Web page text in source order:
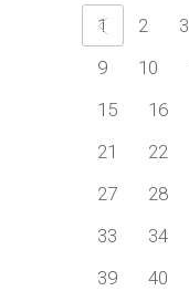
1 2 3
9
10
15
16
21
22
27
28
33
34
39
40